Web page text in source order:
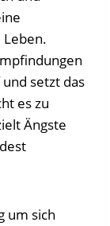
setzt das
es zu
Ängste
um sich